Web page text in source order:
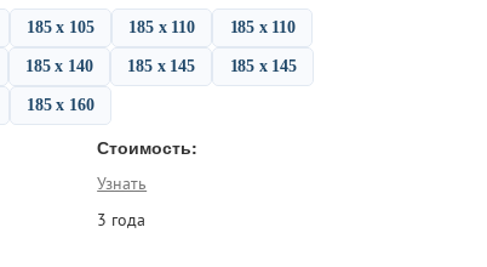
185 х 105 185 х 110 185 х 110
185 х 140 185 х 145 185 х 145
185 х 160
Стоимость:
Узнать
3 года